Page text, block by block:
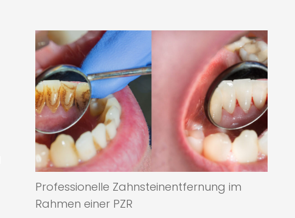
Professionelle Zahnsteinentfernung im
Rahmen einer PZR